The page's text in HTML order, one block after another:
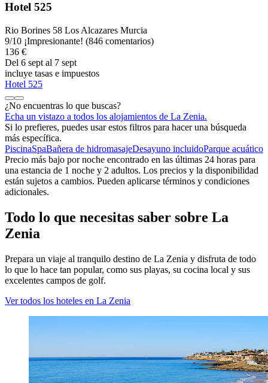
Hotel 525
Rio Borines 58 Los Alcazares Murcia
9/10 ¡Impresionante! (846 comentarios)
136 €
Del 6 sept al 7 sept
incluye tasas e impuestos
Hotel 525
¿No encuentras lo que buscas?
Echa un vistazo a todos los alojamientos de La Zenia.
Si lo prefieres, puedes usar estos filtros para hacer una búsqueda
más específica.
PiscinaSpaBañera de hidromasajeDesayuno incluidoParque acuático
Precio más bajo por noche encontrado en las últimas 24 horas para
una estancia de 1 noche y 2 adultos. Los precios y la disponibilidad
están sujetos a cambios. Pueden aplicarse términos y condiciones
adicionales.
Todo lo que necesitas saber sobre La
Zenia
Prepara un viaje al tranquilo destino de La Zenia y disfruta de todo
lo que lo hace tan popular, como sus playas, su cocina local y sus
excelentes campos de golf.
Ver todos los hoteles en La Zenia